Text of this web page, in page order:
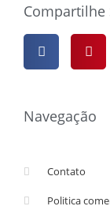
Compartilhe
Navegação
Contato
Politica